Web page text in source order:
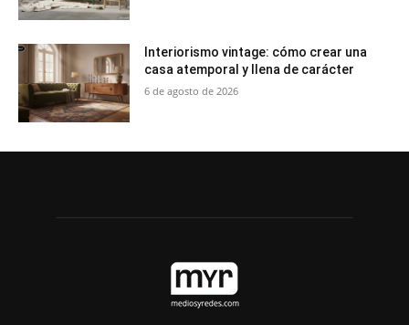
Interiorismo vintage: cómo crear una
casa atemporal y llena de carácter
6 de agosto de 2026